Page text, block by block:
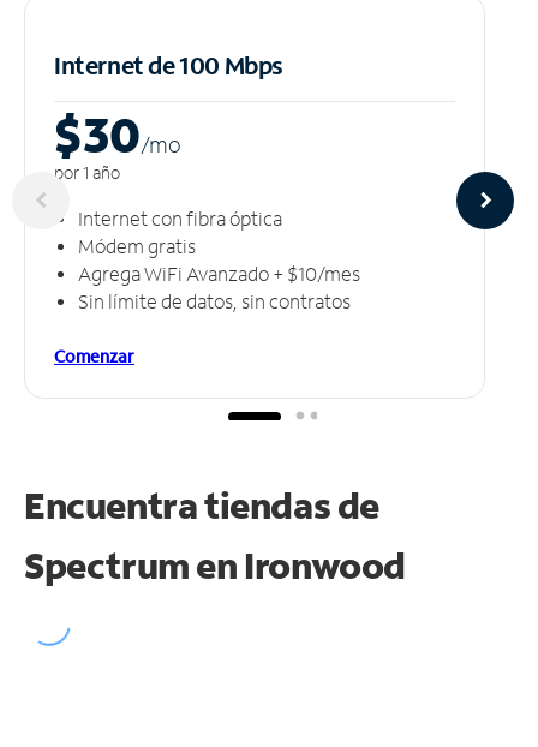
Internet de 100 Mbps
$30/mo
por 1 año
Internet con fibra óptica
Módem gratis
Agrega WiFi Avanzado + $10/mes
Sin límite de datos, sin contratos
Comenzar
Encuentra tiendas de
Spectrum en Ironwood